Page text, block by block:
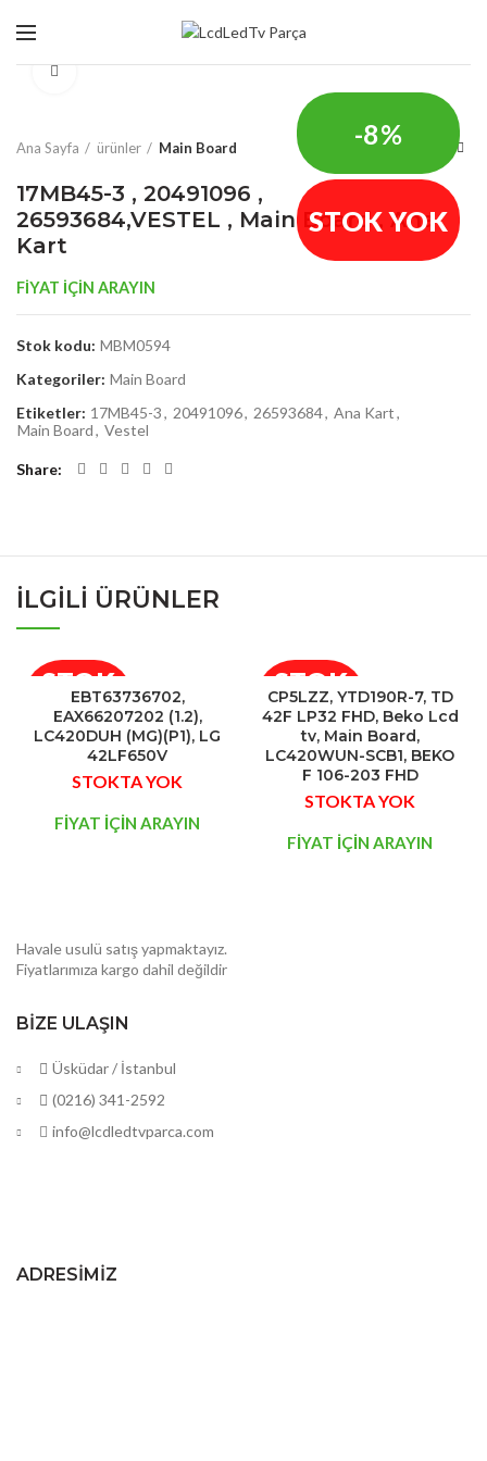
-8%
STOK YOK
Ana Sayfa ürünler Main Board
17MB45-3 , 20491096 ,
26593684,VESTEL , Main Board , Ana
Kart
FİYAT İÇİN ARAYIN
Stok kodu: MBM0594
Kategoriler: Main Board
Etiketler: 17MB45-3, 20491096, 26593684, Ana Kart,
Main Board, Vestel
Share
İLGILI ÜRÜNLER
STOK
YOK
EBT63736702,
EAX66207202 (1.2),
LC420DUH (MG)(P1), LG
42LF650V
FİYAT İÇİN ARAYIN
STOKTA YOK
STOK
YOK
CP5LZZ, YTD190R-7, TD
42F LP32 FHD, Beko Lcd
tv, Main Board,
LC420WUN-SCB1, BEKO
F 106-203 FHD
FİYAT İÇİN ARAYIN
STOKTA YOK
Havale usulü satış yapmaktayız.
Fiyatlarımıza kargo dahil değildir
BIZE ULAŞIN
Üsküdar / İstanbul
(0216) 341-2592
info@lcdledtvparca.com
ADRESIMIZ